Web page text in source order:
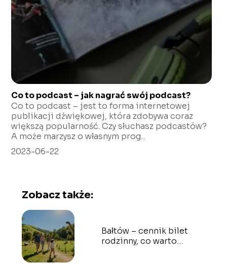
Co to podcast – jak nagrać swój podcast?
Co to podcast – jest to forma internetowej
publikacji dźwiękowej, która zdobywa coraz
większą popularność. Czy słuchasz podcastów?
A może marzysz o własnym prog...
2023-06-22
Zobacz także:
Bałtów – cennik bilet
rodzinny, co warto